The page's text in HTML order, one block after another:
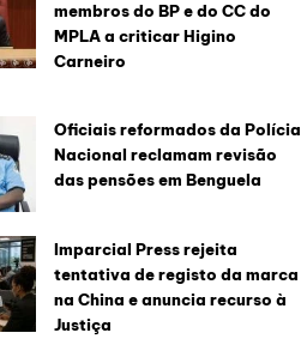
membros do BP e do CC do
MPLA a criticar Higino
Carneiro
Oficiais reformados da Polícia
Nacional reclamam revisão
das pensões em Benguela
Imparcial Press rejeita
tentativa de registo da marca
na China e anuncia recurso à
Justiça